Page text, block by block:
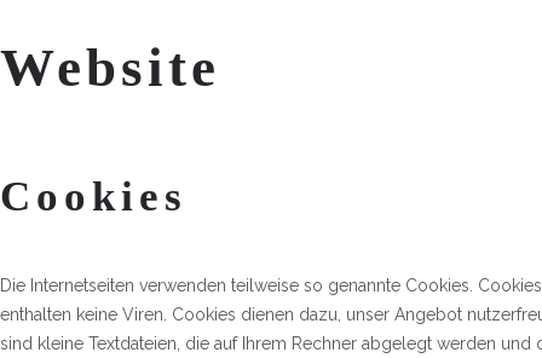
Website
Cookies
Die Internetseiten verwenden teilweise so genannte Cookies.
enthalten keine Viren. Cookies dienen dazu, unser Angebot
sind kleine Textdateien, die auf Ihrem Rechner abgelegt werden und